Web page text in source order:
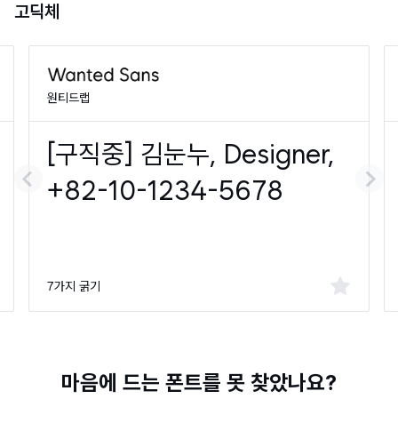
고딕체
원티드랩
7가지 굵기
마음에 드는 폰트를 못 찾았나요?